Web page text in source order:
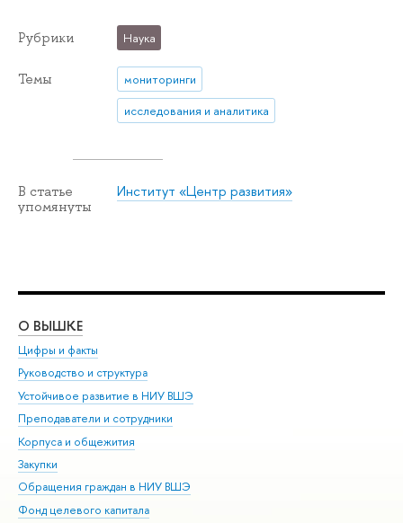
Рубрики Наука
Темы
мониторинги
исследования и аналитика
В статье
упомянуты
Институт «Центр развития»
О ВЫШКЕ
Цифры и факты
Руководство и структура
Устойчивое развитие в НИУ ВШЭ
Преподаватели и сотрудники
Корпуса и общежития
Закупки
Обращения граждан в НИУ ВШЭ
Фонд целевого капитала